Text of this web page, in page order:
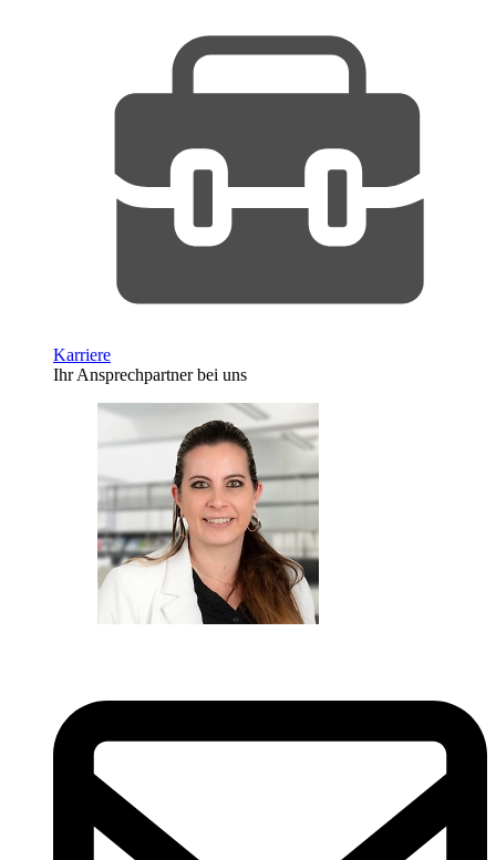
Karriere
Ihr Ansprechpartner bei uns